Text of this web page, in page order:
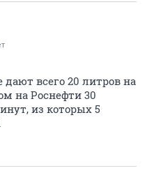
дают всего 20 литров на
на Роснефти 30
из которых 5